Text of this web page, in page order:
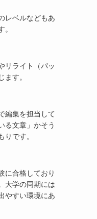
レベルなどもあ
。
リライト（パッ
ます。
編集を担当して
る文章」かそう
りです。
に合格しており
大学の同期には
やすい環境にあ